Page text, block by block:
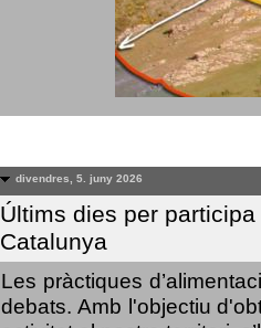
divendres, 5. juny 2026
Últims dies per
Catalunya
Les pràctiques
debats. Amb l'objectiu